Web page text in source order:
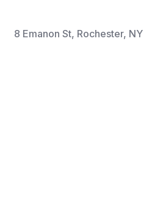
8 Emanon St, Rochester, NY